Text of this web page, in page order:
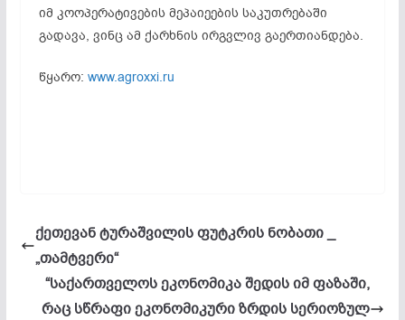
იმ კოოპერატივების მეპაიეების საკუთრებაში
გადავა, ვინც ამ ქარხნის ირგვლივ გაერთიანდება.
წყარო: www.agroxxi.ru
ქეთევან ტურაშვილის ფუტკრის ნობათი _
„თამტვერი“
“საქართველოს ეკონომიკა შედის იმ ფაზაში,
რაც სწრაფი ეკონომიკური ზრდის სერიოზულ